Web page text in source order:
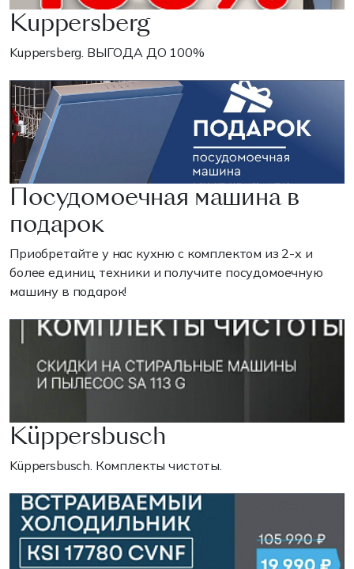
Kuppersberg
Kuppersberg. ВЫГОДА ДО 100%
Посудомоечная машина в
подарок
Приобретайте у нас кухню с комплектом из 2-х и
более единиц техники и получите посудомоечную
машину в подарок!
Küppersbusch
Küppersbusch. Комплекты чистоты.